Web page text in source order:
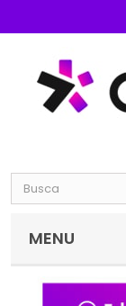
MENU